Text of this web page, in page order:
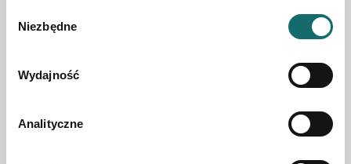
zgody
Niezbędne
Wydajność
Analityczne
Apartament z tarasem, 4 pokoje, 3 kwartał 2026
Włochy | piętro 6/6
1 666 000 PLN